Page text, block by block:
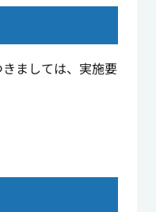
ましては、実施要